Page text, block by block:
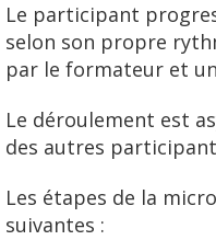
Le participant
selon son propre
par le formateur et
Le déroulement est
des autres
Les étapes de la
suivantes :